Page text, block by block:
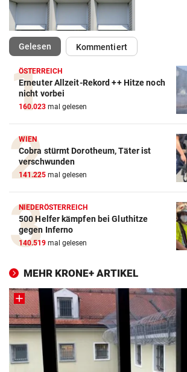
Gelesen(ausgewählt)Kommentiert
ÖSTERREICH
Erneuter Allzeit-Rekord ++ Hitze noch
nicht vorbei
160.023 mal gelesen
WIEN
Cobra stürmt Dorotheum, Täter ist
verschwunden
141.225 mal gelesen
NIEDERÖSTERREICH
500 Helfer kämpfen bei Gluthitze
gegen Inferno
140.519 mal gelesen
MEHR KRONE+ ARTIKEL